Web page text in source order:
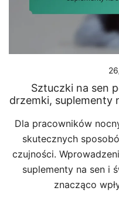
Sztuczki na sen
drzemki, suplementy
Dla pracowników
skutecznych
czujności.
suplementy na sen i
znacząco